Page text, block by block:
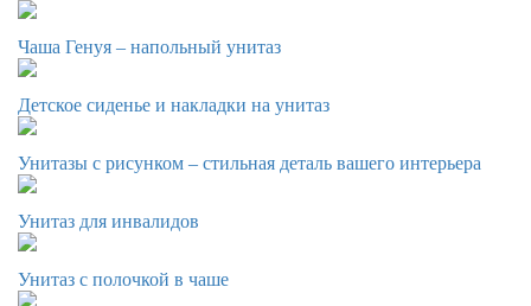
Чаша Генуя – напольный унитаз
Детское сиденье и накладки на унитаз
Унитазы с рисунком – стильная деталь вашего интерьера
Унитаз для инвалидов
Унитаз с полочкой в чаше